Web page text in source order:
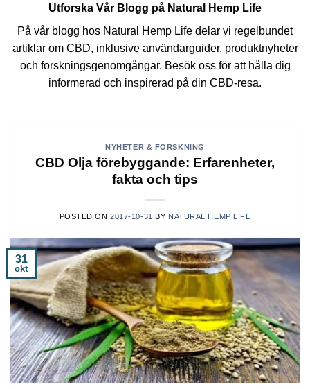
Utforska Vår Blogg på Natural Hemp Life
På vår blogg hos Natural Hemp Life delar vi regelbundet
artiklar om CBD, inklusive användarguider, produktnyheter
och forskningsgenomgångar. Besök oss för att hålla dig
informerad och inspirerad på din CBD-resa.
NYHETER & FORSKNING
CBD Olja förebyggande: Erfarenheter,
fakta och tips
POSTED ON2017-10-31 BY NATURAL HEMP LIFE
31
okt